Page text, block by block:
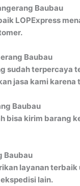
Baubau
LOPExpress
Baubau
sudah terpercaya
jasa kami
Baubau
bisa kirim barang
Baubau
layanan
lain.